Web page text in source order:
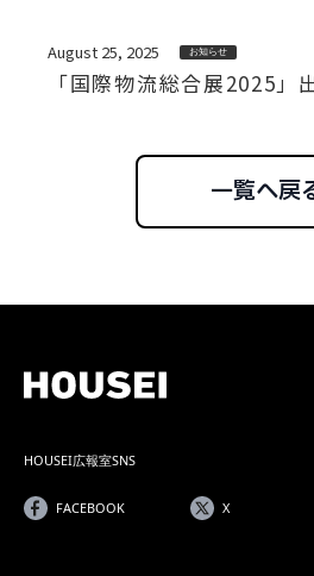
August 25, 2025 お知らせ
「国際物流総合展2025」
一覧へ戻
HOUSEI広報室SNS
FACEBOOK X